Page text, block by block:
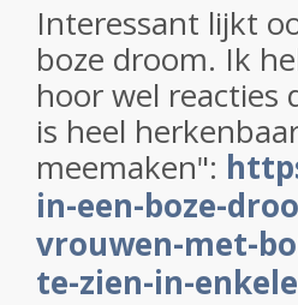
Interessant lijkt
boze droom. Ik
hoor wel reacties
is heel
meemaken":
in-een-boze-
vrouwen-met-
te-zien-in-